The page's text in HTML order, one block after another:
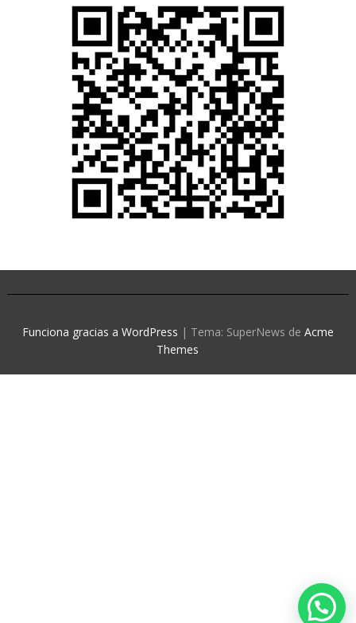
Funciona gracias a WordPress | Tema: SuperNews de Acme
Themes